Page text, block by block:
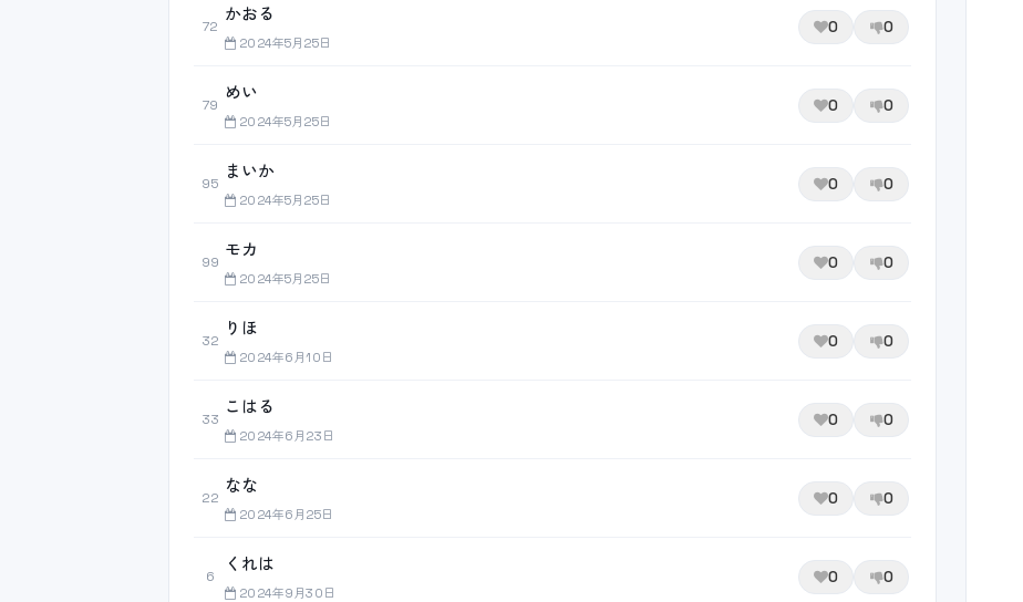
72
かおる
2024年5月25日
0 0
79
めい
2024年5月25日
0 0
95
まいか
2024年5月25日
0 0
99
モカ
2024年5月25日
0 0
32
りほ
2024年6月10日
0 0
33
こはる
2024年6月23日
0 0
22
なな
2024年6月25日
0 0
6
くれは
2024年9月30日
0 0